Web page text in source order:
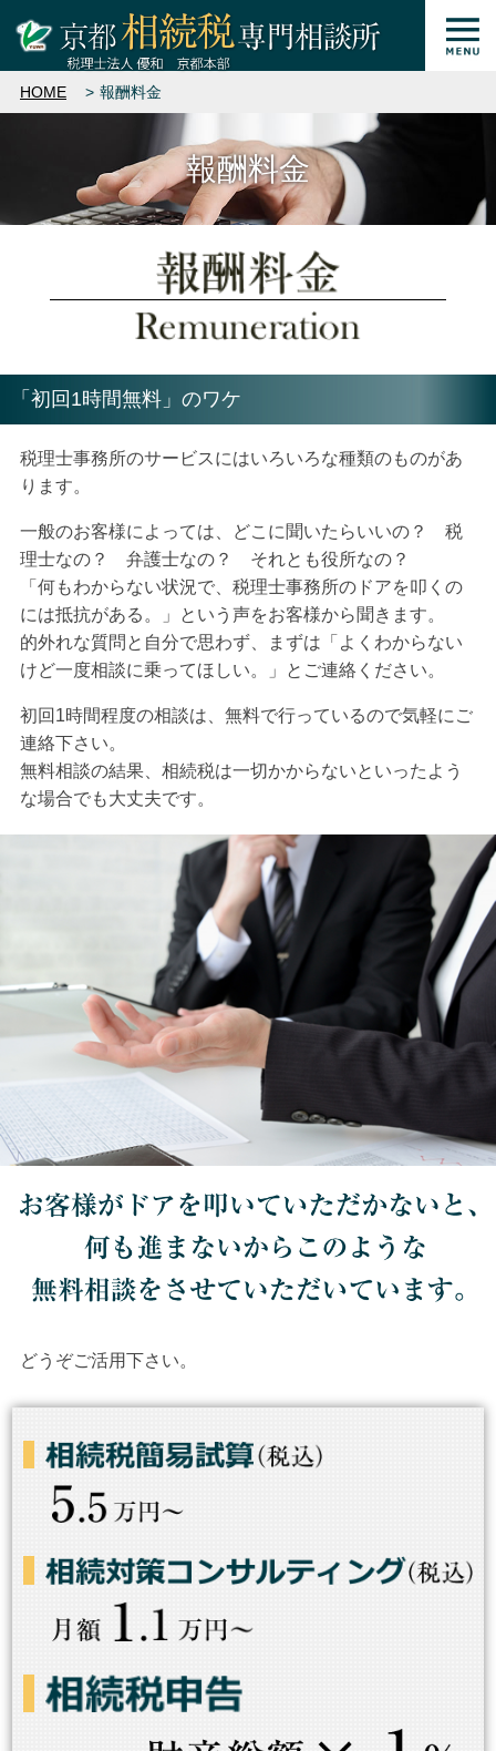
HOME 報酬料金
報酬料金
「初回1時間無料」のワケ
税理士事務所のサービスにはいろいろな種類のものがあ
ります。
一般のお客様によっては、どこに聞いたらいいの？ 税
理士なの？ 弁護士なの？ それとも役所なの？
「何もわからない状況で、税理士事務所のドアを叩くの
には抵抗がある。」という声をお客様から聞きます。
的外れな質問と自分で思わず、まずは「よくわからない
けど一度相談に乗ってほしい。」とご連絡ください。
初回1時間程度の相談は、無料で行っているので気軽にご
連絡下さい。
無料相談の結果、相続税は一切かからないといったよう
な場合でも大丈夫です。
どうぞご活用下さい。